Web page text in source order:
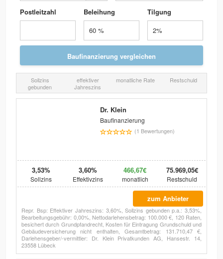
Postleitzahl Beleihung Tilgung
Sollzins
gebunden
effektiver
Jahreszins
monatliche Rate Restschuld
Dr. Klein
Baufinanzierung
(1 Bewertungen)
3,53%
Sollzins
3,60%
Effektivzins
466,67€
monatlich
75.969,05€
Restschuld
zum Anbieter
Repr. Bsp: Effektiver Jahreszins: 3,60%, Sollzins gebunden p.a.: 3,53%,
Bearbeitungsgebühr: 0,00%, Nettodarlehensbetrag: 100.000 €, 120 Raten,
besichert durch Grundpfandrecht, Kosten für Eintragung Grundschuld und
Gebäudeversicherung nicht enthalten, Gesamtbetrag: 131.710,47 €,
Darlehensgeber/-vermittler: Dr. Klein Privatkunden AG, Hansestr. 14,
23558 Lübeck